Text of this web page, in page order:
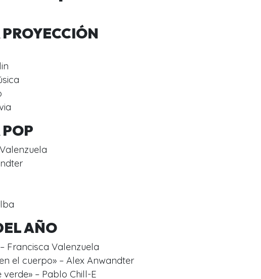
AÑO
Francisca Valenzuela
el cuerpo» – Alex Anwandter
verde» – Pablo Chill-E